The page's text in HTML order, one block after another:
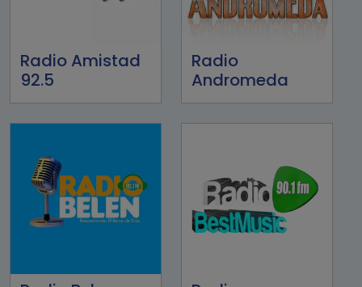
Radio Amistad
92.5
Radio
Andromeda